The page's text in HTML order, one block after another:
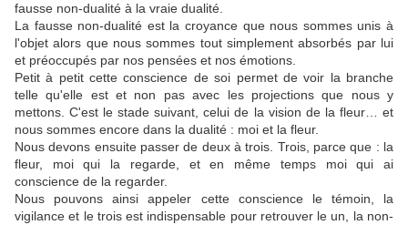
fausse non-dualité à la vraie dualité.
La fausse non-dualité est la croyance que nous sommes unis à
l'objet alors que nous sommes tout simplement absorbés par lui
et préoccupés par nos pensées et nos émotions.
Petit à petit cette conscience de soi permet de voir la branche
telle qu'elle est et non pas avec les projections que nous y
mettons. C'est le stade suivant, celui de la vision de la fleur… et
nous sommes encore dans la dualité : moi et la fleur.
Nous devons ensuite passer de deux à trois. Trois, parce que : la
fleur, moi qui la regarde, et en même temps moi qui ai
conscience de la regarder.
Nous pouvons ainsi appeler cette conscience le témoin, la
vigilance et le trois est indispensable pour retrouver le un, la non-